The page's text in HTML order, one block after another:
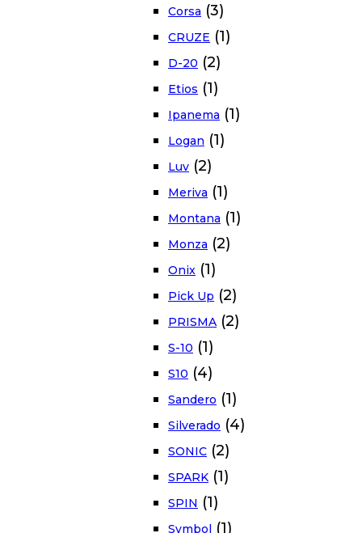
Corsa (3)
CRUZE (1)
D-20 (2)
Etios (1)
Ipanema (1)
Logan (1)
Luv (2)
Meriva (1)
Montana (1)
Monza (2)
Onix (1)
Pick Up (2)
PRISMA (2)
S-10 (1)
S10 (4)
Sandero (1)
Silverado (4)
SONIC (2)
SPARK (1)
SPIN (1)
Symbol (1)